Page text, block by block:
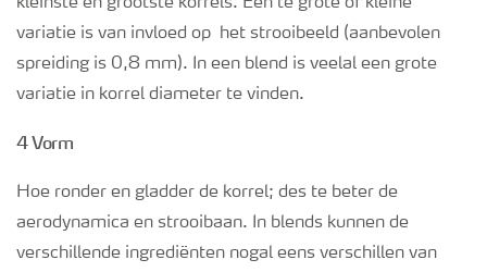
variatie is van invloed op het strooibeeld (aanbevolen
spreiding is 0,8 mm). In een blend is veelal een grote
variatie in korrel diameter te vinden.
4 Vorm
Hoe ronder en gladder de korrel; des te beter de
aerodynamica en strooibaan. In blends kunnen de
verschillende ingrediënten nogal eens verschillen van